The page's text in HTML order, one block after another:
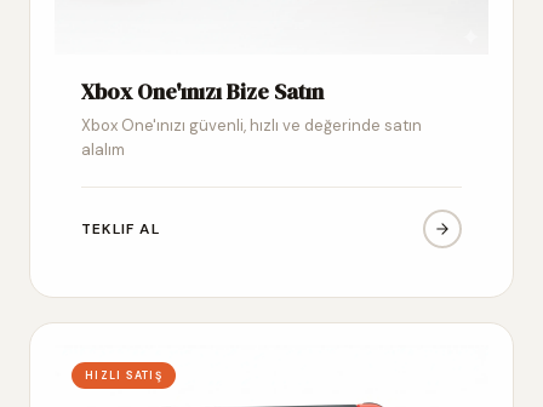
Xbox One'ınızı Bize Satın
Xbox One'ınızı güvenli, hızlı ve değerinde satın
alalım
TEKLIF AL
HIZLI SATIŞ